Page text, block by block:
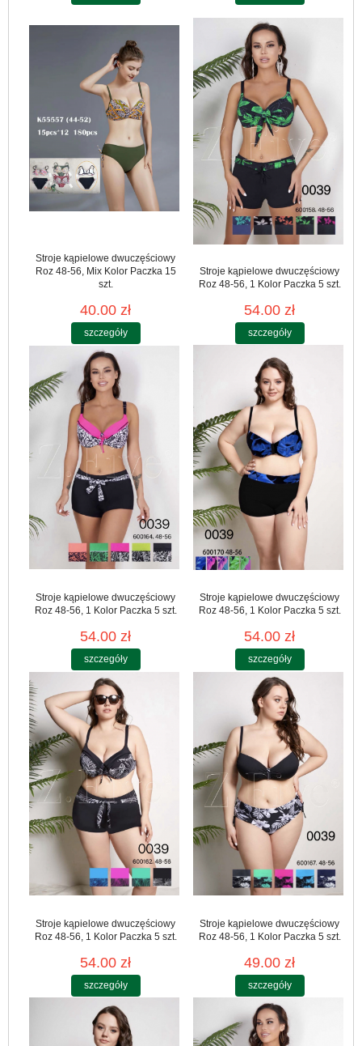
Stroje kąpielowe dwuczęściowy
Roz 48-56, Mix Kolor Paczka 15
szt.
40.00 zł
szczegóły
Stroje kąpielowe dwuczęściowy
Roz 48-56, 1 Kolor Paczka 5 szt.
54.00 zł
szczegóły
Stroje kąpielowe dwuczęściowy
Roz 48-56, 1 Kolor Paczka 5 szt.
54.00 zł
szczegóły
Stroje kąpielowe dwuczęściowy
Roz 48-56, 1 Kolor Paczka 5 szt.
54.00 zł
szczegóły
Stroje kąpielowe dwuczęściowy
Roz 48-56, 1 Kolor Paczka 5 szt.
54.00 zł
szczegóły
Stroje kąpielowe dwuczęściowy
Roz 48-56, 1 Kolor Paczka 5 szt.
49.00 zł
szczegóły